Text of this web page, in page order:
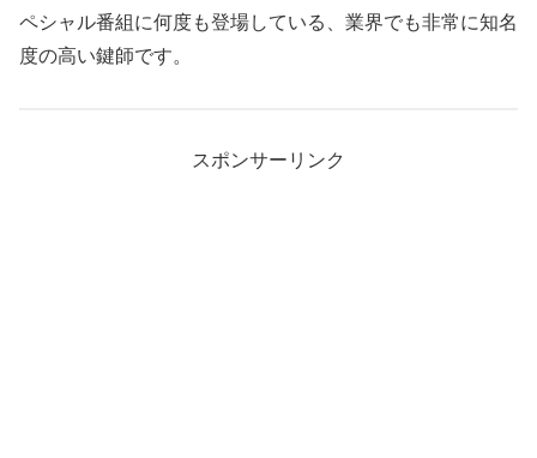
ペシャル番組に何度も登場している、業界でも非常に知名
度の高い鍵師です。
スポンサーリンク